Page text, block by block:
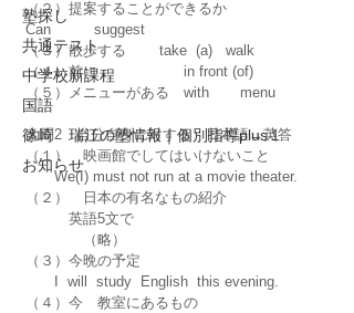
塾探し
共通テスト
中学校新課程
国語
篠崎 瑞江の塾情報｜個別指導plus１
お知らせ
（２）提案することができるか
Can　　　suggest
（３）散歩する　　 take  (a)   walk
（４）前に　　　　　　in front (of)
（５）メニューがある　with       menu
大問2　自分自身に対する　日本語→英答
（１）　映画館でしてはいけないこと
We(I) must not run at a movie theater.
（２）　日本の有名なもの紹介
英語5文で
（略）
（３）今晩の予定
I  will  study  English  this evening.
（４）今　教室にあるもの